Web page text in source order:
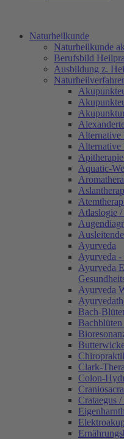
Naturheilkunde
Naturheilkunde
Berufsbild
Ausbildung z.
Alternative
Alternative
Aquatic-
Atlaslogie
Ayurveda
Ayurveda -
Ayurveda
Ayurveda
Bach-
Clark-
Colon-
Crataegus